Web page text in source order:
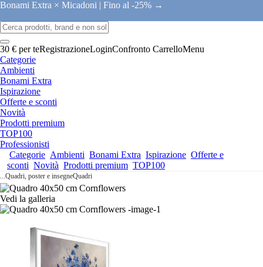
Bonami Extra × Micadoni | Fino al -25% →
30 € per teRegistrazioneLoginConfronto CarrelloMenu
Categorie
Ambienti
Bonami Extra
Ispirazione
Offerte e sconti
Novità
Prodotti premium
TOP100
Professionisti
Categorie Ambienti Bonami Extra Ispirazione Offerte e
sconti Novità Prodotti premium TOP100
...Quadri, poster e insegneQuadri
Vedi la galleria